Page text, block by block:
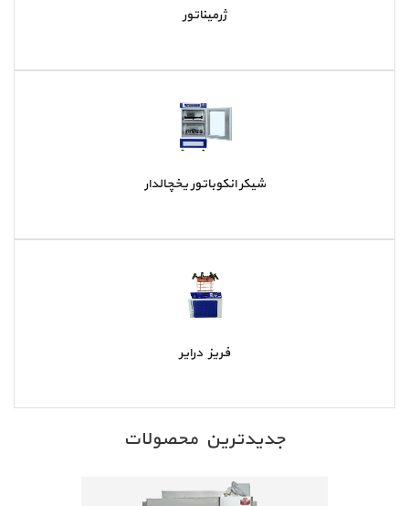
ژرمیناتور
شیکر انکوباتور یخچالدار
فریز درایر
جدیدترین محصولات